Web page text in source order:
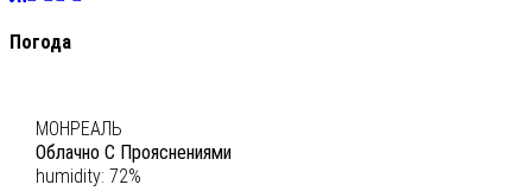
Погода
МОНРЕАЛЬ
Облачно С Прояснениями
humidity: 72%